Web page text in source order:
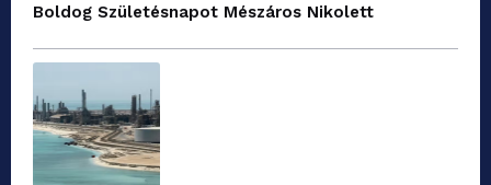
Boldog Születésnapot Mészáros Nikolett